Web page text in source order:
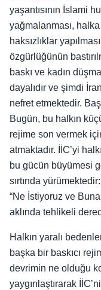
yaşantısının İslami
yağmalanması,
haksızlıklar
özgürlüğünün
baskı ve kadın
dayalıdır ve şimdi
nefret etmektedir.
Bugün, bu halkın
rejime son vermek
atmaktadır. İİC’yi
bu gücün büyümesi
sırtında
“Ne İstiyoruz ve
aklında tehlikeli
Halkın yaralı
başka bir baskıcı
devrimin ne olduğu
yaygınlaştırarak